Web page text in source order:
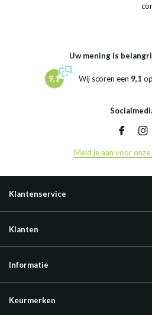
Uw mening is
9,1 Wij scoren een 9,1 op
Meld je aan voor
Klantenservice
Klanten
Informatie
Keurmerken